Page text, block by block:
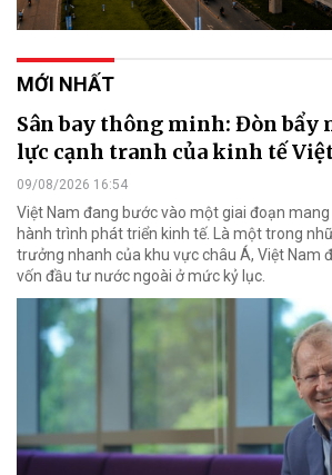
MỚI NHẤT
Sân bay thông minh: Đòn bẩy
lực cạnh tranh của kinh tế
09/08/2026 16:54
Việt Nam đang bước vào một giai đoạn
hành trình phát triển kinh tế. Là một trong
trưởng nhanh của khu vực châu Á, Việt Nam
vốn đầu tư nước ngoài ở mức kỷ lục.